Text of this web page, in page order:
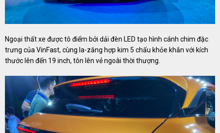
Ngoại thất xe được tô điểm bởi dải đèn LED tạo hình cánh chim đặc
trưng của VinFast, cùng la-zăng hợp kim 5 chấu khỏe khắn với kích
thước lên đến 19 inch, tôn lên vẻ ngoài thời thượng.